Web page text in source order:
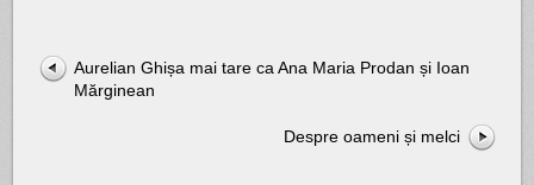
Aurelian Ghișa mai tare ca Ana Maria Prodan și Ioan
Mărginean
Despre oameni și melci